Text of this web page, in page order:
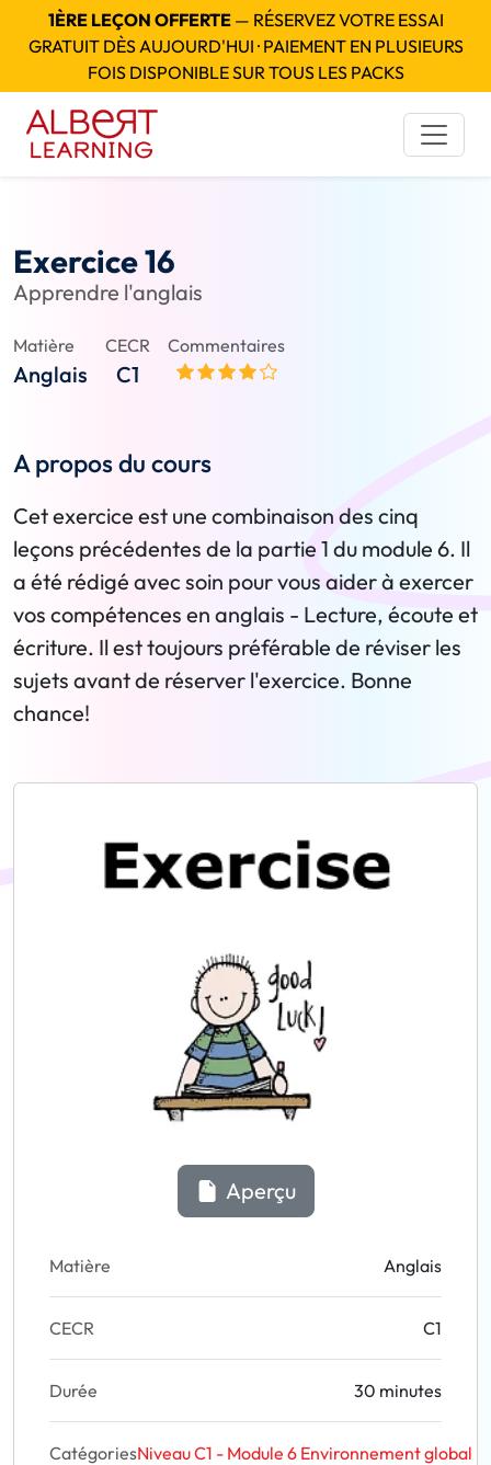
1ÈRE LEÇON OFFERTE— RÉSERVEZ VOTRE ESSAI
GRATUIT DÈS AUJOURD'HUI · PAIEMENT EN PLUSIEURS
FOIS DISPONIBLE SUR TOUS LES PACKS
Exercice 16
Apprendre l'anglais
Matière
Anglais
CECR
C1
Commentaires
A propos du cours
Cet exercice est une combinaison des cinq
leçons précédentes de la partie 1 du module 6. Il
a été rédigé avec soin pour vous aider à exercer
vos compétences en anglais - Lecture, écoute et
écriture. Il est toujours préférable de réviser les
sujets avant de réserver l'exercice. Bonne
chance!
Aperçu
Matière Anglais
CECR C1
Durée 30 minutes
CatégoriesNiveau C1 - Module 6 Environnement global